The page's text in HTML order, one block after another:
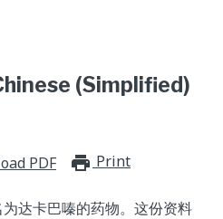
(Simplified)
PDF Print
达卡巴嗪的药物。这份资料